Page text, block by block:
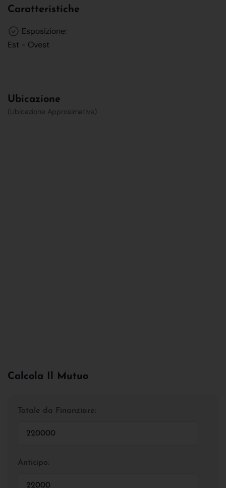
Caratteristiche
Esposizione:
Est - Ovest
Ubicazione
(Ubicazione Approsimativa)
Calcola Il Mutuo
Totale da Finanziare:
Anticipo: